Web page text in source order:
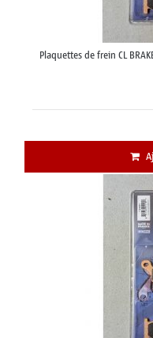
Plaquettes de frein CL